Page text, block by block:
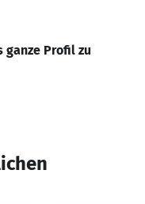
ganze Profil zu